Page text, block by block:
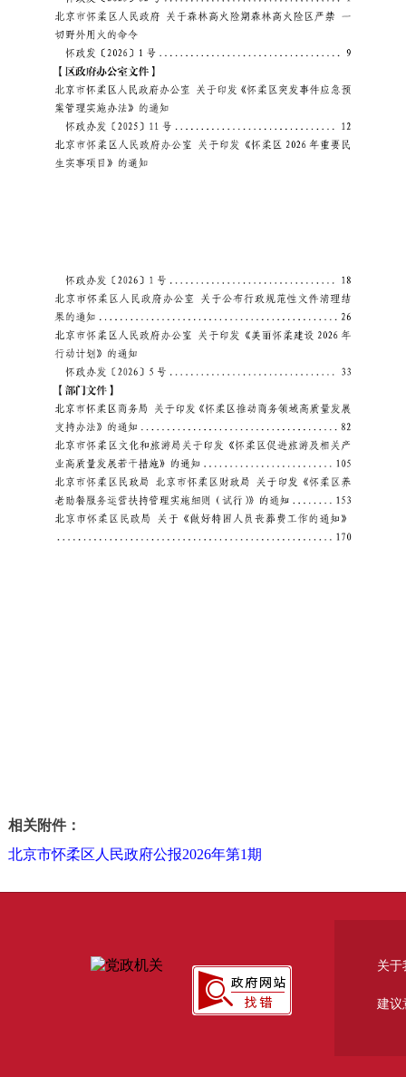
相关附件：
北京市怀柔区人民政府公报2026年第1期
关于
建议